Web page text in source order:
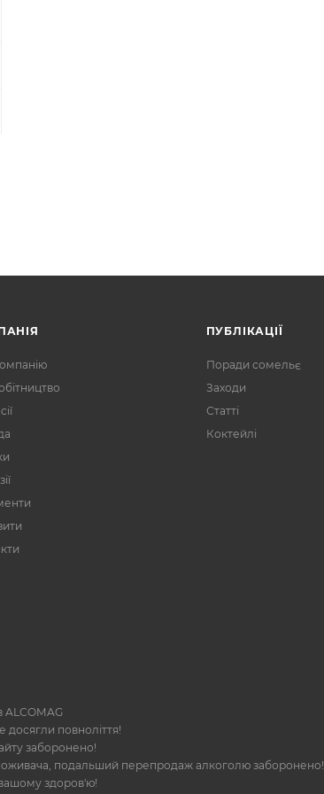
ПУБЛІКАЦІЇ
Поради сомельє
Заходи
Статті
Коктейлі
ALCOMAG
повноліття!
заборонено!
подальший перепродаж алкоголю заборонено!
здоров'ю!